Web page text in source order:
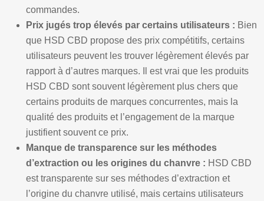
commandes.
Prix jugés trop élevés par certains utilisateurs : Bien
que HSD CBD propose des prix compétitifs, certains
utilisateurs peuvent les trouver légèrement élevés par
rapport à d’autres marques. Il est vrai que les produits
HSD CBD sont souvent légèrement plus chers que
certains produits de marques concurrentes, mais la
qualité des produits et l’engagement de la marque
justifient souvent ce prix.
Manque de transparence sur les méthodes
d’extraction ou les origines du chanvre : HSD CBD
est transparente sur ses méthodes d’extraction et
l’origine du chanvre utilisé, mais certains utilisateurs